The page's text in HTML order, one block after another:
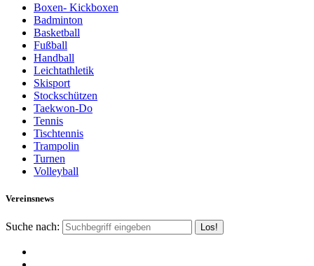
Boxen- Kickboxen
Badminton
Basketball
Fußball
Handball
Leichtathletik
Skisport
Stockschützen
Taekwon-Do
Tennis
Tischtennis
Trampolin
Turnen
Volleyball
Vereinsnews
Suche nach: